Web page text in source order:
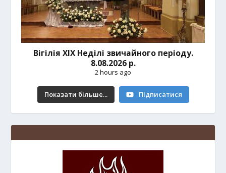
Вігілія ХІХ Неділі звичайного періоду.
8.08.2026 р.
2 hours ago
Показати більше... Підписатися